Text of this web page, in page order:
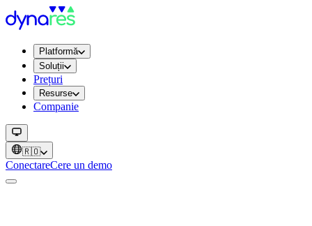
Platformă
Soluții
Prețuri
Resurse
Companie
🇷🇴
ConectareCere un demo